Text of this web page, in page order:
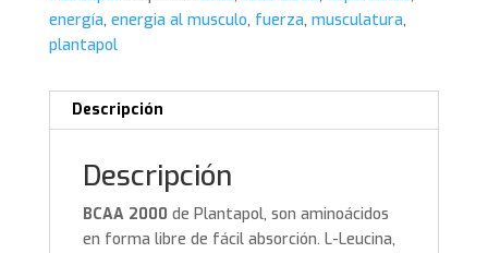
energía, energia al musculo, fuerza, musculatura,
plantapol
Descripción
Descripción
BCAA 2000 de Plantapol, son aminoácidos
en forma libre de fácil absorción. L-Leucina,